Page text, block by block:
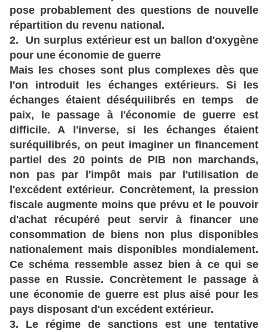
pose probablement des questions de nouvelle
répartition du revenu national.
2. Un surplus extérieur est un ballon d'oxygène
pour une économie de guerre
Mais les choses sont plus complexes dès que
l'on introduit les échanges extérieurs. Si les
échanges étaient déséquilibrés en temps de
paix, le passage à l'économie de guerre est
difficile. A l'inverse, si les échanges étaient
suréquilibrés, on peut imaginer un financement
partiel des 20 points de PIB non marchands,
non pas par l'impôt mais par l'utilisation de
l'excédent extérieur. Concrètement, la pression
fiscale augmente moins que prévu et le pouvoir
d'achat récupéré peut servir à financer une
consommation de biens non plus disponibles
nationalement mais disponibles mondialement.
Ce schéma ressemble assez bien à ce qui se
passe en Russie. Concrètement le passage à
une économie de guerre est plus aisé pour les
pays disposant d'un excédent extérieur.
3. Le régime de sanctions est une tentative